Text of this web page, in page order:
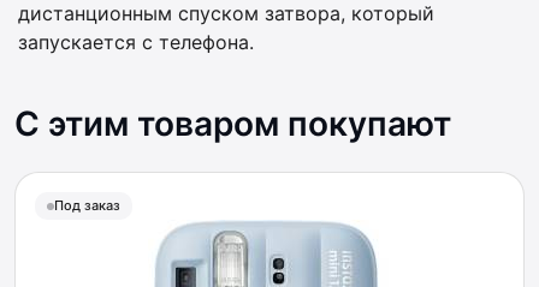
дистанционным спуском затвора, который
запускается с телефона.
С этим товаром покупают
Под заказ